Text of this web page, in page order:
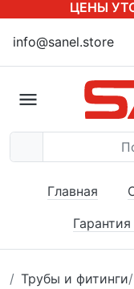
ЦЕНЫ
info@sanel.store
Главная
Трубы и фитинги